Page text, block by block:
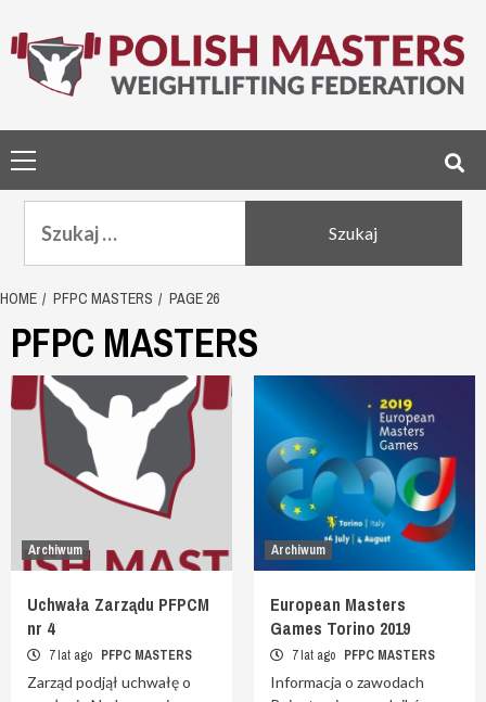
to
content
Menu
HOME PFPC MASTERS PAGE 26
PFPC MASTERS
Archiwum
Uchwała Zarządu PFPCM
nr 4
7 lat ago PFPC MASTERS
Zarząd podjął uchwałę o
Archiwum
European Masters
Games Torino 2019
7 lat ago PFPC MASTERS
Informacja o zawodach